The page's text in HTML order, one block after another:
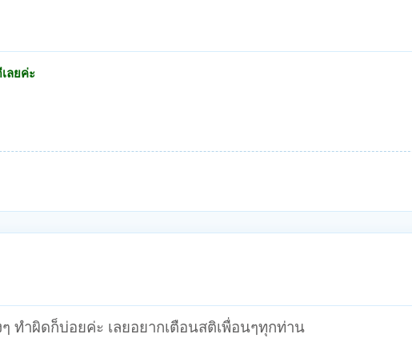
ลยค่ะ
ๆ ทำผิดก็บ่อยค่ะ เลยอยากเตือนสติเพื่อนๆทุกท่าน